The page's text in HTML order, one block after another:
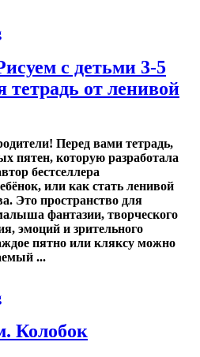
с детьми 3-5
тетрадь от ленивой
Перед вами тетрадь,
пятен, которую разработала
бестселлера
или как стать ленивой
Это пространство для
фантазии, творческого
эмоций и зрительного
пятно или кляксу можно
...
Колобок